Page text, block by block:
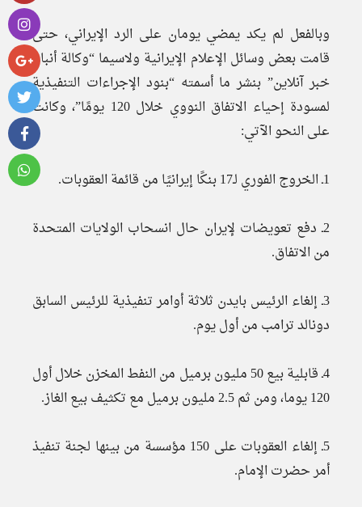
وبالفعل لم يكد يمضي يومان على الرد الإيراني، حتى
قامت بعض وسائل الإعلام الإيرانية ولاسيما “وكالة أنباء
خبر آنلاين” بنشر ما أسمته “بنود الإجراءات التنفيذية
لمسودة إحياء الاتفاق النووي خلال 120 يومًا”، وكانت
على النحو الآتي:
1ـ الخروج الفوري لـ17 بنكًا إيرانيًا من قائمة العقوبات.
2ـ دفع تعويضات لإيران حال انسحاب الولايات المتحدة
من الاتفاق.
3ـ إلغاء الرئيس بايدن ثلاثة أوامر تنفيذية للرئيس السابق
دونالد ترامب من أول يوم.
4ـ قابلية بيع 50 مليون برميل من النفط المخزن خلال أول
120 يوما، ومن ثم 2.5 مليون برميل مع تكثيف بيع الغاز.
5ـ إلغاء العقوبات على 150 مؤسسة من بينها لجنة تنفيذ
أمر حضرت الإمام.